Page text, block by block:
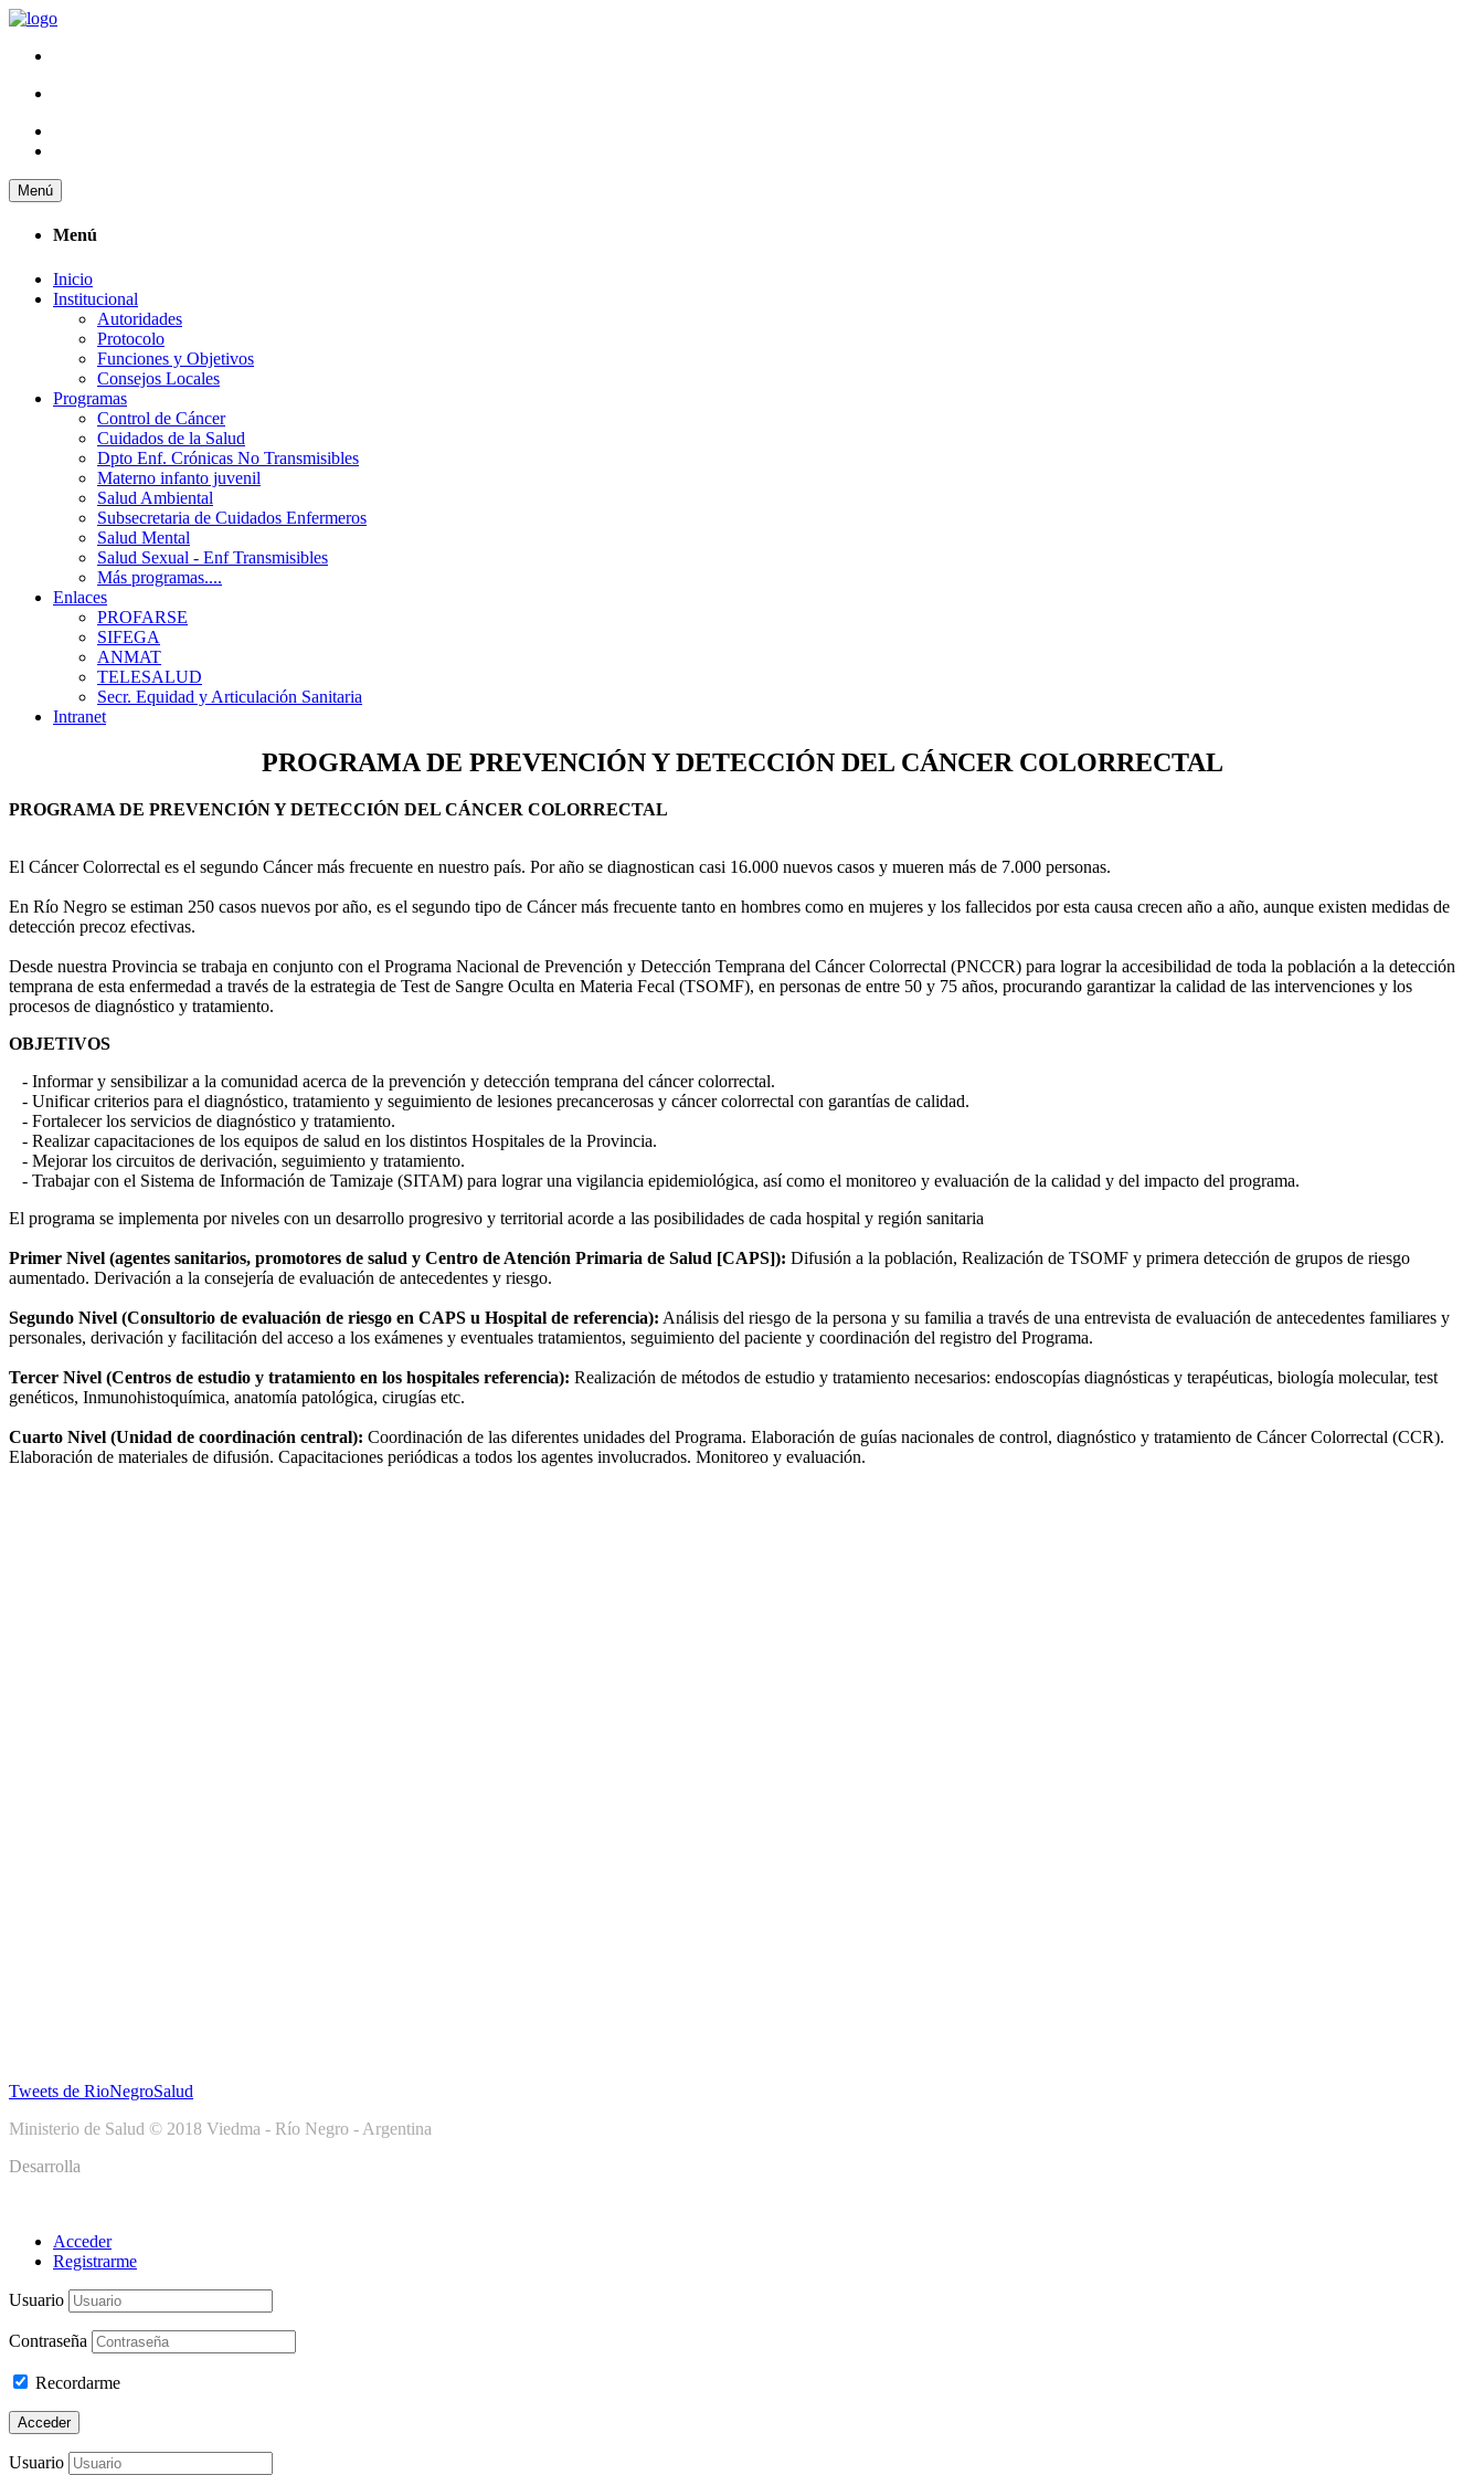
Menú
Menú
Inicio
Institucional
Autoridades
Protocolo
Funciones y Objetivos
Consejos Locales
Programas
Control de Cáncer
Cuidados de la Salud
Dpto Enf. Crónicas No Transmisibles
Materno infanto juvenil
Salud Ambiental
Subsecretaria de Cuidados Enfermeros
Salud Mental
Salud Sexual - Enf Transmisibles
Más programas....
Enlaces
PROFARSE
SIFEGA
ANMAT
TELESALUD
Secr. Equidad y Articulación Sanitaria
Intranet
PROGRAMA DE PREVENCIÓN Y DETECCIÓN DEL CÁNCER COLORRECTAL
PROGRAMA DE PREVENCIÓN Y DETECCIÓN DEL CÁNCER COLORRECTAL
El Cáncer Colorrectal es el segundo Cáncer más frecuente en nuestro país. Por año se diagnostican casi 16.000 nuevos casos y mueren más de 7.000 personas.
En Río Negro se estiman 250 casos nuevos por año, es el segundo tipo de Cáncer más frecuente tanto en hombres como en mujeres y los fallecidos por esta causa crecen año a año, aunque existen medidas de
detección precoz efectivas.
Desde nuestra Provincia se trabaja en conjunto con el Programa Nacional de Prevención y Detección Temprana del Cáncer Colorrectal (PNCCR) para lograr la accesibilidad de toda la población a la detección
temprana de esta enfermedad a través de la estrategia de Test de Sangre Oculta en Materia Fecal (TSOMF), en personas de entre 50 y 75 años, procurando garantizar la calidad de las intervenciones y los
procesos de diagnóstico y tratamiento.
OBJETIVOS
- Informar y sensibilizar a la comunidad acerca de la prevención y detección temprana del cáncer colorrectal.
- Unificar criterios para el diagnóstico, tratamiento y seguimiento de lesiones precancerosas y cáncer colorrectal con garantías de calidad.
- Fortalecer los servicios de diagnóstico y tratamiento.
- Realizar capacitaciones de los equipos de salud en los distintos Hospitales de la Provincia.
- Mejorar los circuitos de derivación, seguimiento y tratamiento.
- Trabajar con el Sistema de Información de Tamizaje (SITAM) para lograr una vigilancia epidemiológica, así como el monitoreo y evaluación de la calidad y del impacto del programa.
El programa se implementa por niveles con un desarrollo progresivo y territorial acorde a las posibilidades de cada hospital y región sanitaria
Primer Nivel (agentes sanitarios, promotores de salud y Centro de Atención Primaria de Salud [CAPS]): Difusión a la población, Realización de TSOMF y primera detección de grupos de riesgo
aumentado. Derivación a la consejería de evaluación de antecedentes y riesgo.
Segundo Nivel (Consultorio de evaluación de riesgo en CAPS u Hospital de referencia): Análisis del riesgo de la persona y su familia a través de una entrevista de evaluación de antecedentes familiares y
personales, derivación y facilitación del acceso a los exámenes y eventuales tratamientos, seguimiento del paciente y coordinación del registro del Programa.
Tercer Nivel (Centros de estudio y tratamiento en los hospitales referencia): Realización de métodos de estudio y tratamiento necesarios: endoscopías diagnósticas y terapéuticas, biología molecular, test
genéticos, Inmunohistoquímica, anatomía patológica, cirugías etc.
Cuarto Nivel (Unidad de coordinación central): Coordinación de las diferentes unidades del Programa. Elaboración de guías nacionales de control, diagnóstico y tratamiento de Cáncer Colorrectal (CCR).
Elaboración de materiales de difusión. Capacitaciones periódicas a todos los agentes involucrados. Monitoreo y evaluación.
Tweets de RioNegroSalud
Ministerio de Salud © 2018 Viedma - Río Negro - Argentina
Desarrolla
Acceder
Registrarme
Usuario
Contraseña
Recordarme
Acceder
Usuario